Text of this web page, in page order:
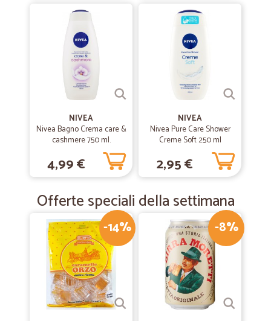
NIVEA
Nivea Bagno Crema care &
cashmere 750 ml.
4,99 €
NIVEA
Nivea Pure Care Shower
Creme Soft 250 ml
2,95 €
Offerte speciali della settimana
-14% -8%